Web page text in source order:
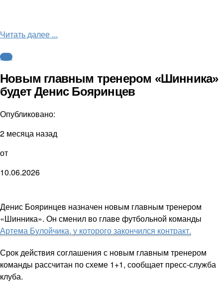
Читать далее ...
ФНЛ
Новым главным тренером «Шинника»
будет Денис Бояринцев
Опубликовано:
2 месяца назад
от
10.06.2026
Денис Бояринцев назначен новым главным тренером
«Шинника». Он сменил во главе футбольной команды
Артема Булойчика, у которого закончился контракт.
Срок действия соглашения с новым главным тренером
команды рассчитан по схеме 1+1, сообщает пресс-служба
клуба.